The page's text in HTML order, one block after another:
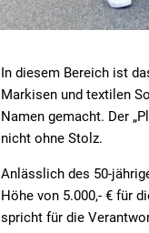
In diesem Bereich ist
Markisen und textilen
Namen gemacht. Der
nicht ohne Stolz.
Anlässlich des 50-
Höhe von 5.000,- € für
spricht für die